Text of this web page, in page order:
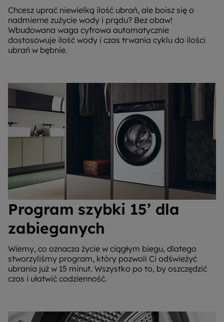
Chcesz uprać niewielką ilość ubrań, ale boisz się o
nadmierne zużycie wody i prądu? Bez obaw!
Wbudowana waga cyfrowa automatycznie
dostosowuje ilość wody i czas trwania cyklu do ilości
ubrań w bębnie.
Program szybki 15’ dla
zabieganych
Wiemy, co oznacza życie w ciągłym biegu, dlatego
stworzyliśmy program, który pozwoli Ci odświeżyć
ubrania już w 15 minut. Wszystko po to, by oszczędzić
czas i ułatwić codzienność.